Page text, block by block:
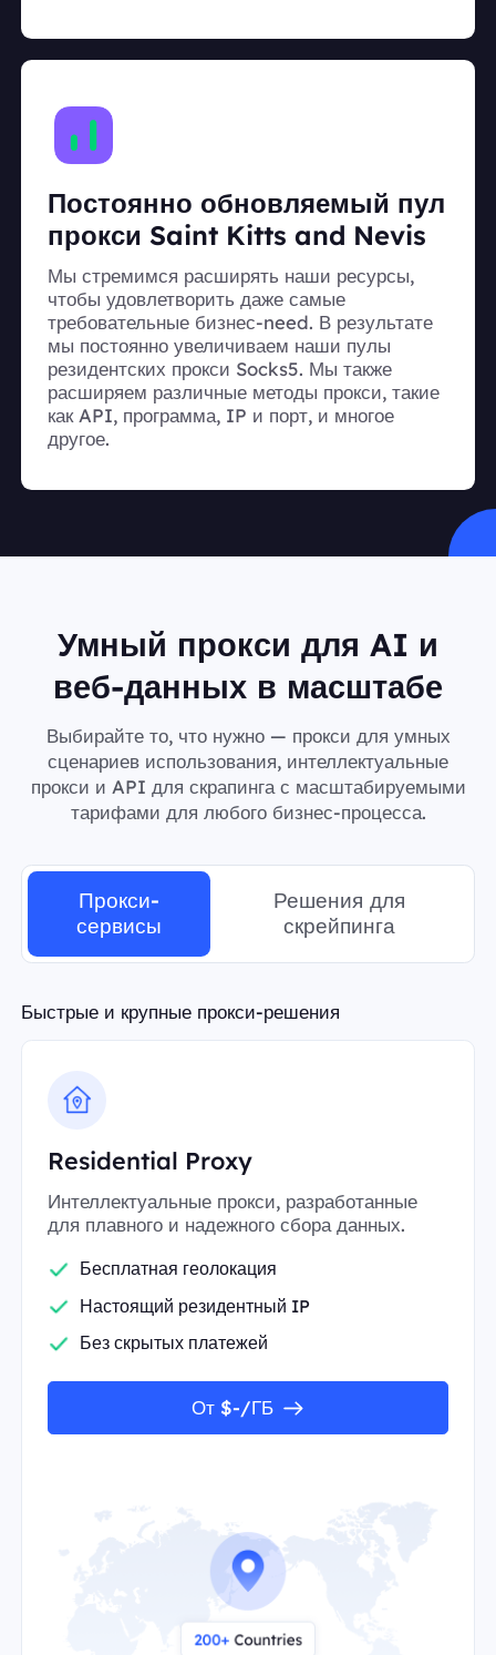
Постоянно обновляемый пул
прокси Saint Kitts and Nevis
Мы стремимся расширять наши ресурсы,
чтобы удовлетворить даже самые
требовательные бизнес-need. В результате
мы постоянно увеличиваем наши пулы
резидентских прокси Socks5. Мы также
расширяем различные методы прокси, такие
как API, программа, IP и порт, и многое
другое.
Умный прокси для AI и
веб-данных в масштабе
Выбирайте то, что нужно — прокси для умных
сценариев использования, интеллектуальные
прокси и API для скрапинга с масштабируемыми
тарифами для любого бизнес-процесса.
Прокси-
сервисы
Решения для
скрейпинга
Быстрые и крупные прокси-решения
Residential Proxy
Интеллектуальные прокси, разработанные
для плавного и надежного сбора данных.
Бесплатная геолокация
Настоящий резидентный IP
Без скрытых платежей
От $-/ГБ